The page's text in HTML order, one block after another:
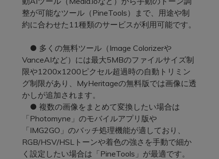
整が可能なツール（PineTools）まで、用途や制
約に合わせた11種類のサービスが利用可能です。
● 多くの無料ツール（Image Colorizerや
VanceAIなど）には最大5MBのファイルサイズ制
限や1200x1200ピクセル超過時の自動トリミン
グ制限があり、MyHeritageの無料版では画像に透
かしが追加されます。
● 複数の画像をまとめて変換したい場合は
「Photomyne」のモバイルアプリ版や
「IMG2GO」のバッチ処理機能が適しており、
RGB/HSV/HSLトーンや着色の強さを手動で細か
く設定したい場合は「PineTools」が最適です。